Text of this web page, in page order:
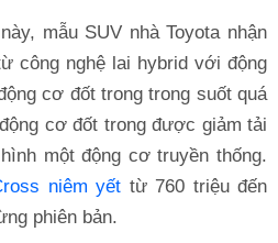
mẫu SUV nhà Toyota nhận
công nghệ lai hybrid với động
cơ đốt trong trong suốt quá
cơ đốt trong được giảm tải
một động cơ truyền thống.
niêm yết từ 760 triệu đến
phiên bản.